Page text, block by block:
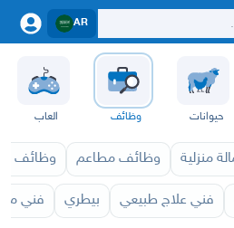
AR
حيوانات وظائف العاب
منزلية وظائف مطاعم وظائف
فني علاج طبيعي بيطري فني